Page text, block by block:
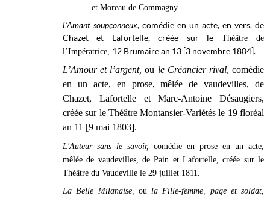
et Moreau de Commagny.
L’Amant soupçonneux, comédie en un acte, en vers, de
Chazet et Lafortelle, créée sur le Théâtre de
l’Impératrice, 12 Brumaire an 13 [3 novembre 1804].
L’Amour et l’argent,ou le Créancier rival, comédie
en un acte, en prose, mêlée de vaudevilles, de
Chazet, Lafortelle et Marc-Antoine Désaugiers,
créée sur le Théâtre Montansier-Variétés le 19 floréal
an 11 [9 mai 1803].
L'Auteur sans le savoir, comédie en prose en un acte,
mêlée de vaudevilles, de Pain et Lafortelle, créée sur le
Théâtre du Vaudeville le 29 juillet 1811.
La Belle Milanaise, oula Fille-femme, page et soldat,